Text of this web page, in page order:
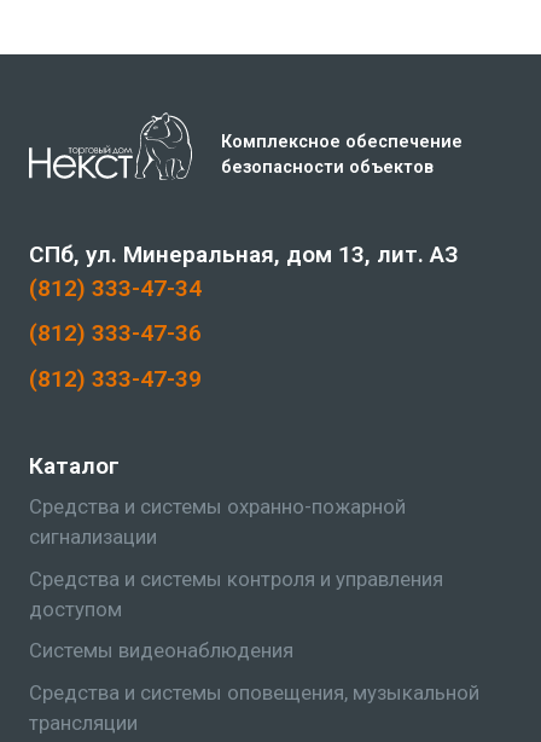
Комплексное обеспечение
безопасности объектов
Каталог
Средства и системы охранно-пожарной
сигнализации
Средства и системы контроля и управления
доступом
Системы видеонаблюдения
Средства и системы оповещения, музыкальной
трансляции
(812) 333-47-34
(812) 333-47-36
(812) 333-47-39
СПб, ул. Минеральная, дом 13, лит. АЗ